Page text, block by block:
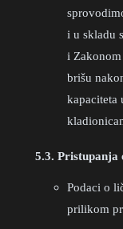
i u skladu
i
brišu
kapaciteta
5.3.
Podaci o
prilikom